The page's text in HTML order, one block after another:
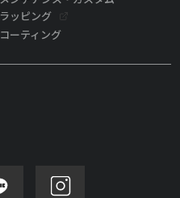
ラッピング
コーティング